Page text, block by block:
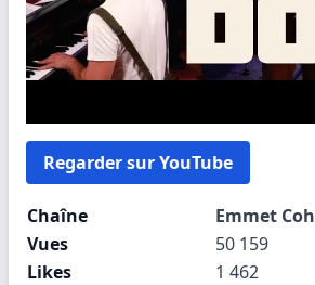
Regarder sur YouTube
Chaîne
Emmet
Vues
50 159
Likes
1 462